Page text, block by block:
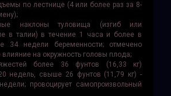
по лестнице (4 или более раз за 8-
наклоны туловища (изгиб или
в талии) в течение 1 часа и более в
34 недели беременности; отмечено
влияние на окружность головы плода;
более 36 фунтов (16,33 кг)
недель, свыше 26 фунтов (11,79 кг) -
провоцирует самопроизвольный